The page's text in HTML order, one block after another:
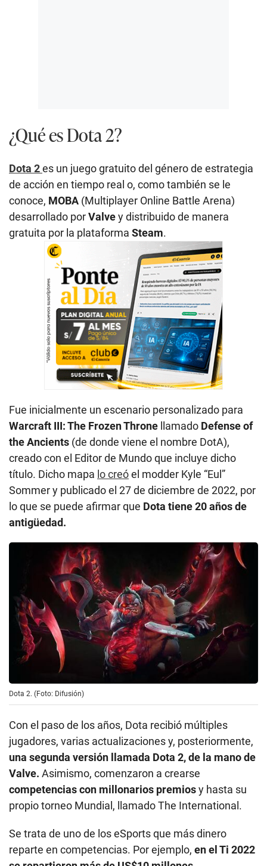
¿Qué es Dota 2?
Dota 2es un juego gratuito del género de estrategia
de acción en tiempo real o, como también se le
conoce, MOBA (Multiplayer Online Battle Arena)
desarrollado porValvey distribuido de manera
gratuita por la plataforma Steam.
Fue inicialmente un escenario personalizado para
Warcraft III: The Frozen Throne llamado Defense of
the Ancients (de donde viene el nombre DotA),
creado con el Editor de Mundo que incluye dicho
título. Dicho mapa lo creóel modder Kyle “Eul”
Sommer y publicado el 27 de diciembre de 2022, por
lo que se puede afirmar que Dota tiene 20 años de
antigüedad.
Dota 2. (Foto: Difusión)
Con el paso de los años, Dota recibió múltiples
jugadores, varias actualizaciones y, posteriormente,
una segunda versión llamada Dota 2, de la mano de
Valve. Asimismo, comenzaron a crearse
competencias con millonarios premiosy hasta su
propio torneo Mundial, llamado The International.
Se trata de uno de los eSports que más dinero
reparte en competencias. Por ejemplo, en el Ti 2022